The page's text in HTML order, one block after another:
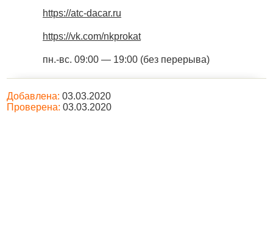
https://atc-dacar.ru
https://vk.com/nkprokat
пн.-вс. 09:00 — 19:00 (без перерыва)
Добавлена: 03.03.2020
Проверена: 03.03.2020